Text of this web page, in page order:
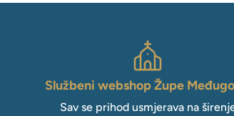
Službeni webshop Župe
Sav se prihod usmjerava na